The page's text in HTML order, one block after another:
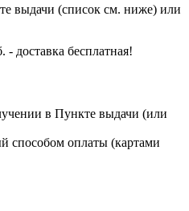
выдачи (список см. ниже) или
доставка бесплатная!
в Пункте выдачи (или
способом оплаты (картами